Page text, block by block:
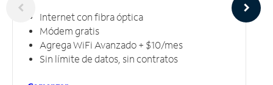
Internet con fibra óptica
Módem gratis
Agrega WiFi Avanzado + $10/mes
Sin límite de datos, sin contratos